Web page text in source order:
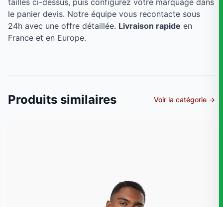
tailles ci-dessus, puis configurez votre marquage dans
le panier devis. Notre équipe vous recontacte sous
24h avec une offre détaillée. Livraison rapide en
France et en Europe.
Produits similaires Voir la catégorie →